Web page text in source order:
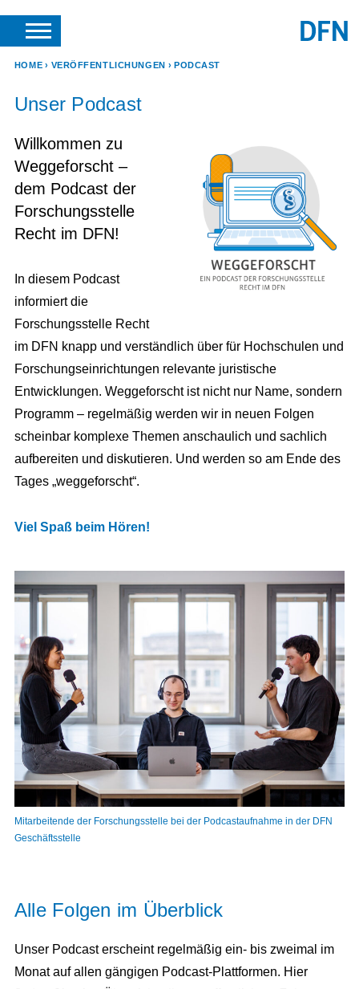
SUCHE ANFRAGEN & KONTAKT
HOME VERÖFFENTLICHUNGEN PODCAST
Unser Podcast
Willkommen zu
Weggeforscht –
dem Podcast der
Forschungsstelle
Recht im DFN!
In diesem Podcast
informiert die
Forschungsstelle Recht
im DFN knapp und verständlich über für Hochschulen und
Forschungseinrichtungen relevante juristische
Entwicklungen. Weggeforscht ist nicht nur Name, sondern
Programm – regelmäßig werden wir in neuen Folgen
scheinbar komplexe Themen anschaulich und sachlich
aufbereiten und diskutieren. Und werden so am Ende des
Tages „weggeforscht“.
Viel Spaß beim Hören!
Mitarbeitende der Forschungsstelle bei der Podcastaufnahme in der DFN
Geschäftsstelle
Alle Folgen im Überblick
Unser Podcast erscheint regelmäßig ein- bis zweimal im
Monat auf allen gängigen Podcast-Plattformen. Hier